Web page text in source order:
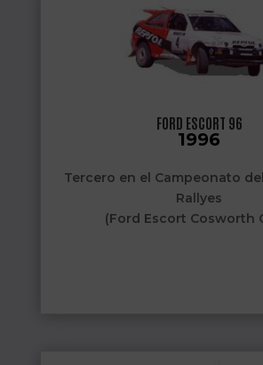
FORD ESCORT 96
1996
Tercero en el Campeonato
Rallyes
(Ford Escort Cosworth